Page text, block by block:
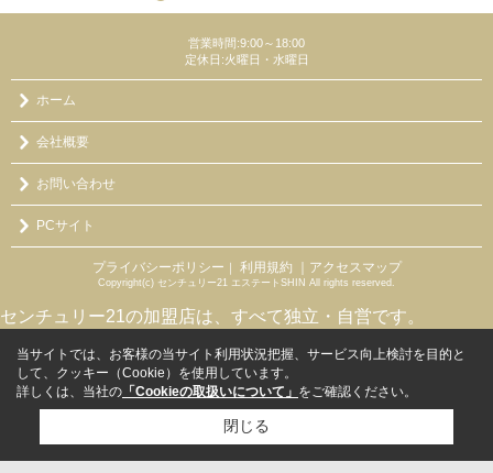
営業時間:9:00～18:00
定休日:火曜日・水曜日
ホーム
会社概要
お問い合わせ
PCサイト
プライバシーポリシー ｜ 利用規約 ｜アクセスマップ
Copyright(c) センチュリー21 エステートSHIN All rights reserved.
センチュリー21の加盟店は、すべて独立・自営です。
当サイトでは、お客様の当サイト利用状況把握、サービス向上検討を目的と
して、クッキー（Cookie）を使用しています。
詳しくは、当社の 「Cookieの取扱いについて」 をご確認ください。
閉じる